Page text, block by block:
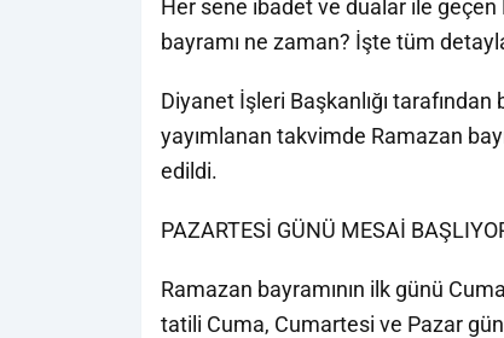
Her sene ibadet ve dualar ile geçen
bayramı ne zaman? İşte tüm
Diyanet İşleri Başkanlığı
yayımlanan takvimde Ramazan
edildi.
PAZARTESİ GÜNÜ MESAİ
Ramazan bayramının ilk günü
tatili Cuma, Cumartesi ve Pazar